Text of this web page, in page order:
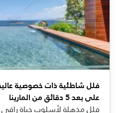
فلل شاطئية ذات خصوصية
على بعد 5 دقائق من المارينا
فلل مذهلة لأسلوب حياة